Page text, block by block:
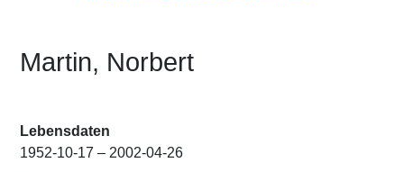
Martin, Norbert
Lebensdaten
1952-10-17 – 2002-04-26